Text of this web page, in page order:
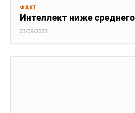
ФАКТ
Интеллект ниже среднего
23/09/2025